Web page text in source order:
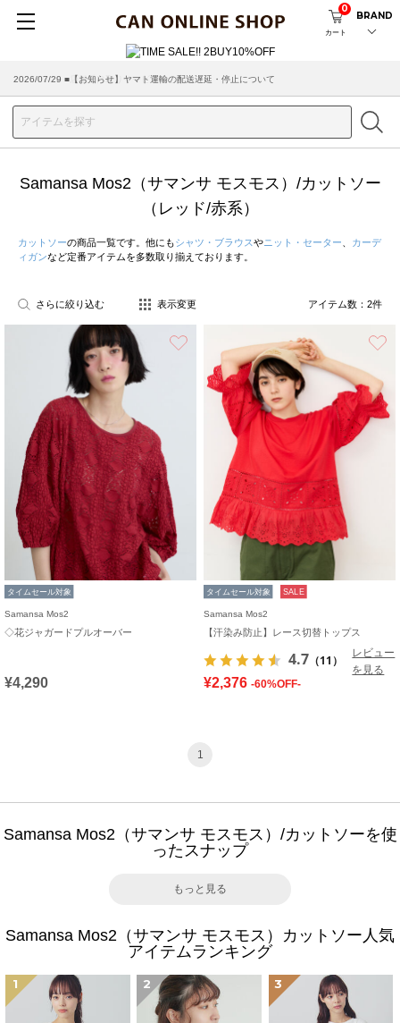
カート
0
BRAND
2026/07/29 ■【お知らせ】ヤマト運輸の配送遅延・停止について
2026/03/18 ■店舗受け取りサービスのご案内
Samansa Mos2（サマンサ モスモス）/カットソー
（レッド/赤系）
カットソーの商品一覧です。他にもシャツ・ブラウスやニット・セーター
カーデ
ィガンなど定番アイテムを多数取り揃えております。
さらに絞り込む 表示変更 アイテム数： 2件
タイムセール対象
Samansa Mos2
◇花ジャガードプルオーバー
¥4,290
タイムセール対象 SALE
Samansa Mos2
【汗染み防止】レース切替トップス
4.7 （11）
レビュー
を見る
¥2,376 -60%OFF-
1
Samansa Mos2（サマンサ モスモス）/カットソーを使
ったスナップ
もっと見る
Samansa Mos2（サマンサ モスモス）カットソー人気
アイテムランキング
1 2 3